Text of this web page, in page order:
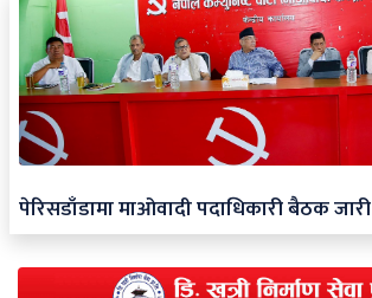
पेरिसडाँडामा माओवादी पदाधिकारी बैठक जारी